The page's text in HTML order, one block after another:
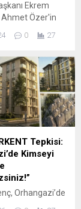
Ekrem
Özer'in
İmamoğlu, bu
vurgulayarak,
etti.
0 27
Tepkisi:
Kimseyi
Orhangazi’de